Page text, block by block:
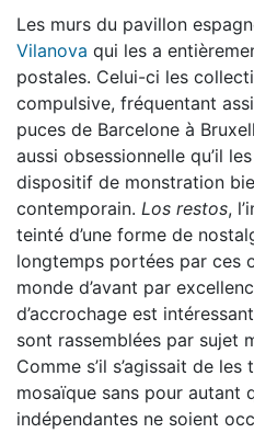
Les murs du pavillon
Vilanova qui les a
postales. Celui-ci les
compulsive, fréquentant
puces de Barcelone à
aussi obsessionnelle qu’il
dispositif de monstration
contemporain. Los restos,
teinté d’une forme de
longtemps portées par ces
monde d’avant par
d’accrochage est
sont rassemblées par sujet
Comme s’il s’agissait de
mosaïque sans pour autant
indépendantes ne soient